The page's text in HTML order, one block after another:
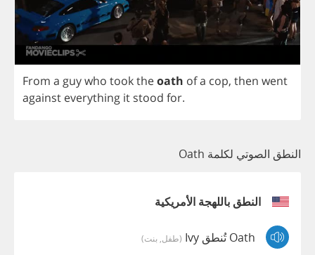
From a guywho tooktheoath ofa cop, then went
against everything it stood for.
النطق الصوتي لكلمة Oath
النطق باللهجة الأمريكية
Oath تُنطق Ivy (طفل, بنت)